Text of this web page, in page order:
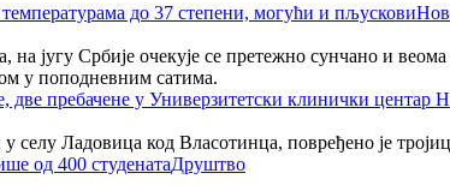
југу Србије очекује се претежно сунчано и
у поподневним сатима.
у селу Ладовица код Власотинца, повређено је
Друштво